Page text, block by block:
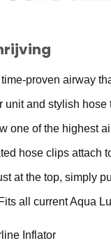
proven airway
unit and stylish
one of the highest
hose clips attach
at the top, simply
all current Aqua
Inflator